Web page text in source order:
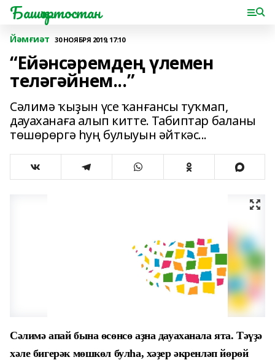
Башҡортостан
Йәмғиәт 30 НОЯБРЯ 2019, 17:10
“Ейәнсәремдең үлемен
теләгәйнем...”
Сәлимә ҡыҙын үсе ҡанғансы туҡмап,
дауаханаға алып китте. Табиптар баланы
төшөрөргә һуң булыуын әйткәс...
Сәлимә апай бына өсөнсө аҙна дауаханала ята. Тәүҙә
хәле бигерәк мөшкөл булһа, хәҙер әкренләп йөрөй